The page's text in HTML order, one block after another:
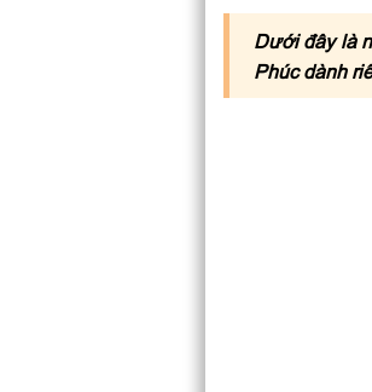
Dưới đây là
Phúc dành